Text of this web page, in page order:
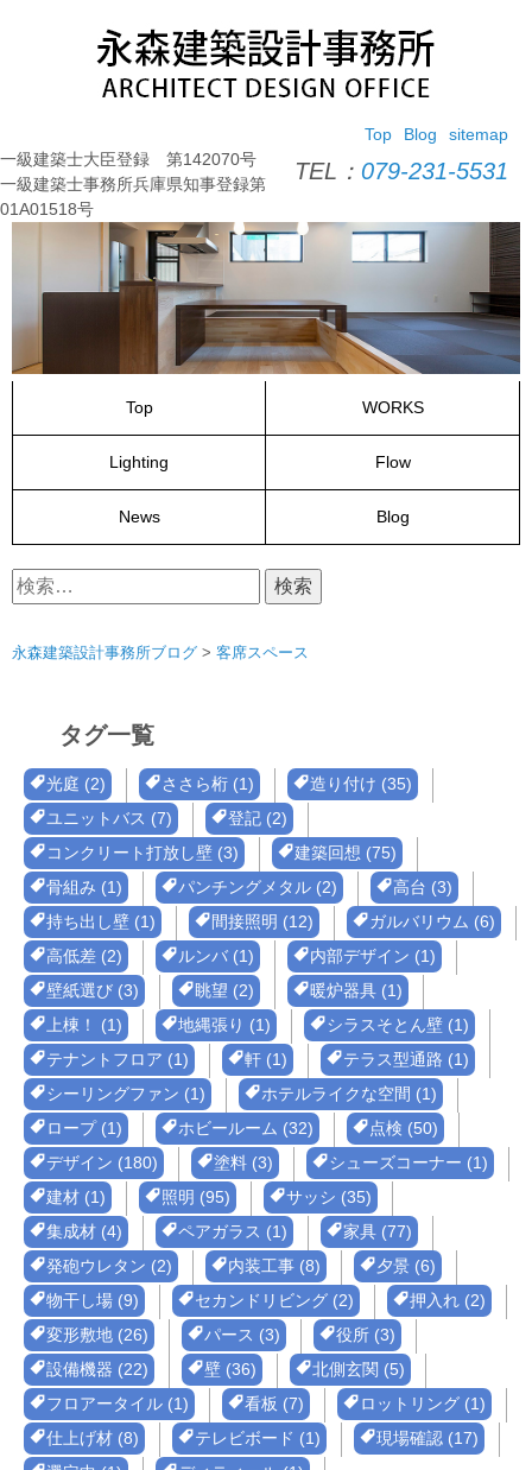
ス
キ
ッ
sitemap
Blog
Top
TEL： 079-231-5531
一級建築士大臣登録 第142070号
一級建築士事務所兵庫県知事登録第
01A01518号
Top WORKS
Lighting Flow
News Blog
検
索:
永森建築設計事務所ブログ > 客席スペース
タグ一覧
光庭 (2) ささら桁 (1)
造り付け (35)
ユニットバス (7)
登記 (2)
コンクリート打放し壁 (3)
建築回想 (75)
骨組み (1)
パンチングメタル (2)
高台 (3)
持ち出し壁 (1)
間接照明 (12)
ガルバリウム (6)
高低差 (2)
ルンバ (1)
内部デザイン (1)
壁紙選び (3)
眺望 (2)
暖炉器具 (1)
上棟！ (1)
地縄張り (1)
シラスそとん壁 (1)
テナントフロア (1)
軒 (1)
テラス型通路 (1)
シーリングファン (1)
ホテルライクな空間 (1)
ロープ (1)
ホビールーム (32)
点検 (50)
デザイン (180)
塗料 (3)
シューズコーナー (1)
建材 (1)
照明 (95)
サッシ (35)
集成材 (4)
ペアガラス (1)
家具 (77)
発砲ウレタン (2)
内装工事 (8)
夕景 (6)
物干し場 (9)
セカンドリビング (2)
押入れ (2)
変形敷地 (26)
パース (3)
役所 (3)
設備機器 (22)
壁 (36)
北側玄関 (5)
フロアータイル (1)
看板 (7)
ロットリング (1)
仕上げ材 (8)
テレビボード (1)
現場確認 (17)